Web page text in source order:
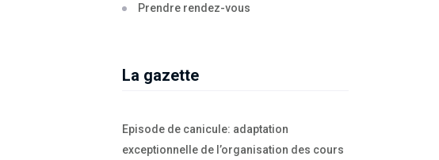
Prendre rendez-vous
La gazette
Episode de canicule: adaptation
exceptionnelle de l’organisation des cours